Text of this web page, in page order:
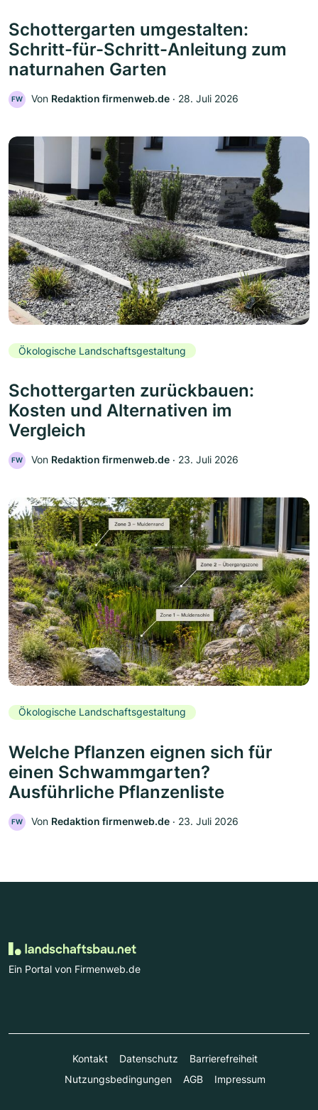
Schottergarten umgestalten:
Schritt-für-Schritt-Anleitung zum
naturnahen Garten
FW Von Redaktion firmenweb.de ‧ 28. Juli 2026
Ökologische Landschaftsgestaltung
Schottergarten zurückbauen:
Kosten und Alternativen im
Vergleich
FW Von Redaktion firmenweb.de ‧ 23. Juli 2026
Ökologische Landschaftsgestaltung
Welche Pflanzen eignen sich für
einen Schwammgarten?
Ausführliche Pflanzenliste
FW Von Redaktion firmenweb.de ‧ 23. Juli 2026
Ein Portal von Firmenweb.de
Kontakt Datenschutz
Barrierefreiheit
Nutzungsbedingungen
AGB Impressum